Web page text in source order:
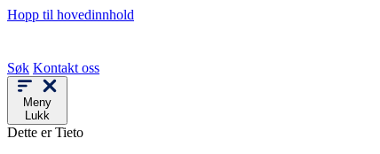
Hopp til hovedinnhold
Søk Kontakt oss
Meny
Lukk
Dette er Tieto